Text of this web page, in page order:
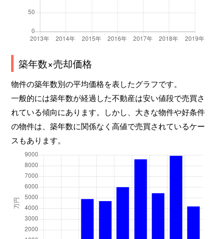
築年数×売却価格
物件の築年数別の平均価格を表したグラフです。
一般的には築年数が経過した不動産は安い値段で売買さ
れている傾向にあります。しかし、大きな物件や好条件
の物件は、築年数に関係なく高値で売買されているケー
スもあります。